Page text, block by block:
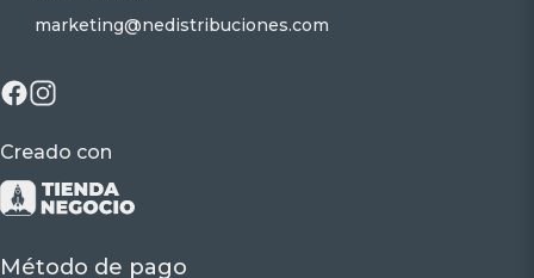
marketing@nedistribuciones.com
Creado con
Método de pago